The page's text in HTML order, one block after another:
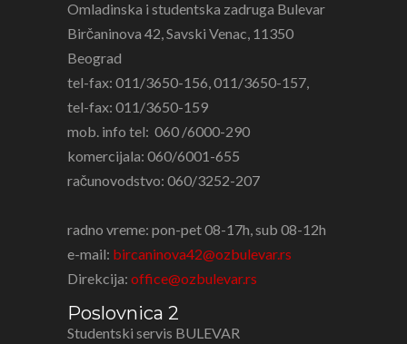
Omladinska i studentska zadruga Bulevar
Birčaninova 42, Savski Venac, 11350
Beograd
tel-fax: 011/3650-156, 011/3650-157,
tel-fax: 011/3650-159
mob. info tel: 060 /6000-290
komercijala: 060/6001-655
računovodstvo: 060/3252-207
radno vreme: pon-pet 08-17h, sub 08-12h
e-mail: bircaninova42@ozbulevar.rs
Direkcija: office@ozbulevar.rs
Poslovnica 2
Studentski servis BULEVAR